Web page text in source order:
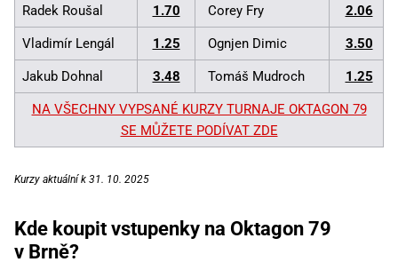
Radek Roušal 1.70 Corey Fry 2.06
Vladimír Lengál 1.25 Ognjen Dimic 3.50
Jakub Dohnal 3.48 Tomáš Mudroch 1.25
NA VŠECHNY VYPSANÉ KURZY TURNAJE OKTAGON 79
SE MŮŽETE PODÍVAT ZDE
Kurzy aktuální k 31. 10. 2025
Kde koupit vstupenky na Oktagon 79
v Brně?